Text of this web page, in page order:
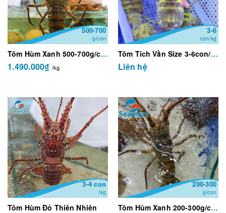
500-700
g/con
Tôm Hùm Xanh 500-700g/con
1.490.000₫ /kg
3-6
con/kg
Tôm Tích Vằn Size 3-6con/kg
Liên hệ
3-4 con
/kg
Tôm Hùm Đỏ Thiên Nhiên
200-300
g/con
Tôm Hùm Xanh 200-300g/con